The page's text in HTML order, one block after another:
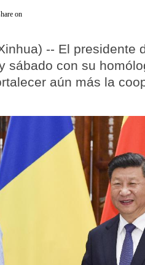
on
-- El presidente
sábado con su
aún más la